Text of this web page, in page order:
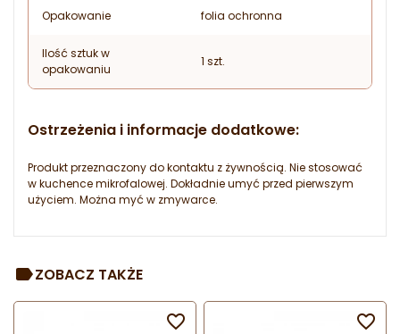
Opakowanie folia ochronna
Ilość sztuk w
opakowaniu
1 szt.
Ostrzeżenia i informacje dodatkowe:
Produkt przeznaczony do kontaktu z żywnością. Nie stosować
w kuchence mikrofalowej. Dokładnie umyć przed pierwszym
użyciem. Można myć w zmywarce.
ZOBACZ TAKŻE
 